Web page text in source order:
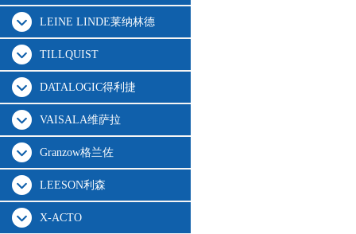
LEINE LINDE莱纳林德
TILLQUIST
DATALOGIC得利捷
VAISALA维萨拉
Granzow格兰佐
LEESON利森
X-ACTO